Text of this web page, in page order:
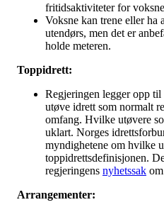
fritidsaktiviteter for
Voksne kan trene eller ha
utendørs, men det er
holde meteren.
Toppidrett:
Regjeringen legger opp
utøve idrett som normalt
omfang. Hvilke utøvere
uklart. Norges
myndighetene om hvilke
toppidrettsdefinisjonen.
regjeringens nyhetssak
Arrangementer: